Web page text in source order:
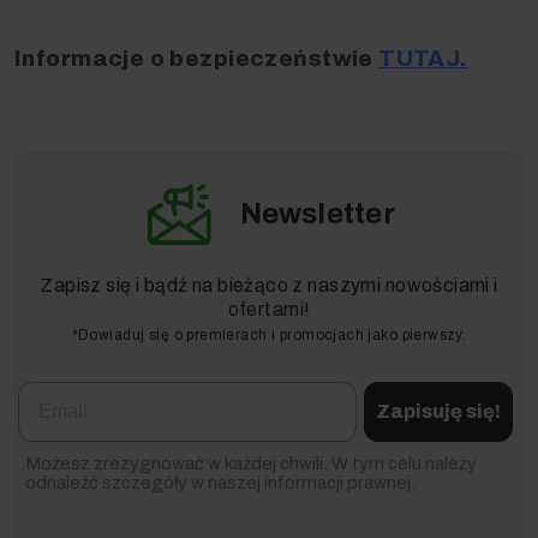
efektywnego sposobu na głębokie czyszczenie.
Środek czyszczący do urządzeń piorących wyróżnia
się na tle konkurencji dzięki swoim wyjątkowym
cechom:
Informacje o bezpieczeństwie TUTAJ.
Newsletter
Zapisz się i bądź na bieżąco z naszymi nowościami i
ofertami!
*Dowiaduj się o premierach i promocjach jako pierwszy.
Zapisuję się!
Możesz zrezygnować w każdej chwili. W tym celu należy
odnaleźć szczegóły w naszej informacji prawnej.